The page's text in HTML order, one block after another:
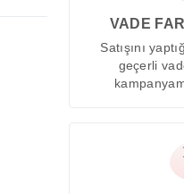
VADE
Satışını
geçerli